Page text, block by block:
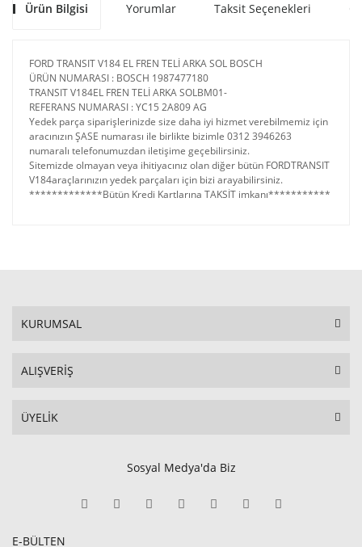
Ürün Bilgisi Yorumlar Taksit Seçenekleri
FORD TRANSIT V184 EL FREN TELİ ARKA SOL BOSCH
ÜRÜN NUMARASI : BOSCH 1987477180
TRANSIT V184EL FREN TELİ ARKA SOLBM01-
REFERANS NUMARASI : YC15 2A809 AG
Yedek parça siparişlerinizde size daha iyi hizmet verebilmemiz için
aracınızın ŞASE numarası ile birlikte bizimle 0312 3946263
numaralı telefonumuzdan iletişime geçebilirsiniz.
Sitemizde olmayan veya ihitiyacınız olan diğer bütün FORDTRANSIT
V184araçlarınızın yedek parçaları için bizi arayabilirsiniz.
*************Bütün Kredi Kartlarına TAKSİT imkanı***********
KURUMSAL
ALIŞVERİŞ
ÜYELİK
Sosyal Medya'da Biz
E-BÜLTEN